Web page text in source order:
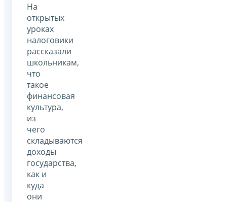
На
открытых
уроках
налоговики
рассказали
школьникам,
что
такое
финансовая
культура,
из
чего
складываются
доходы
государства,
как и
куда
они